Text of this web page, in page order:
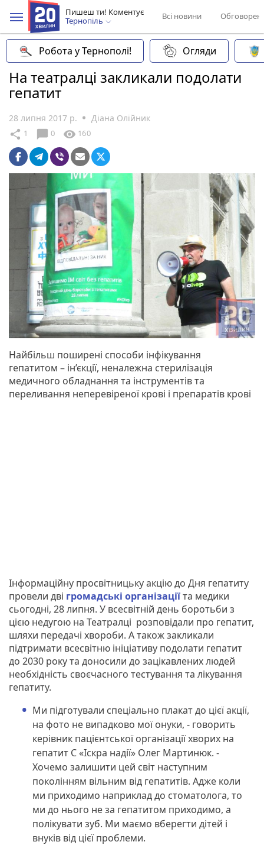
Пишеш ти! Коментує
Тернопіль
Всі новини
Робота у Тернополі! Огляди
На театралці закликали подолати
гепатит
28 липня 2017 р. Діана Олійник
share 1 chat_bubble 0 visibility 160
Найбільш поширені способи інфікування
гепатитом – ін’єкції, неналежна стерилізація
медичного обладнання та інструментів та
переливання неперевіреної крові і препаратів крові
Інформаційну просвітницьку акцію до Дня гепатиту
провели дві громадські організаціїта медики
сьогодні, 28 липня. У всесвітній день боротьби з
цією недугою на Театралці розповідали про гепатит,
шляхи передачі хвороби. А також закликали
підтримати всесвітню ініціативу подолати гепатит
до 2030 року та доносили до зацікавлених людей
необхідність своєчасного тестування та лікування
гепатиту.
Ми підготували спеціально плакат до цієї акції,
на фото не випадково мої онуки, - говорить
керівник пацієнтської організації хворих на
гепатит С «Іскра надії» Олег Мартинюк. -
Хочемо залишити цей світ наступним
поколінням вільним від гепатитів. Адже коли
ми приходимо наприклад до стоматолога, то
ми до нього не за гепатитом приходимо, а
полікувати зуб. Ми маємо вберегти дітей і
внуків від цієї проблеми.